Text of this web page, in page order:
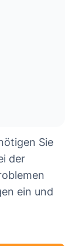
Sie
der
ein und